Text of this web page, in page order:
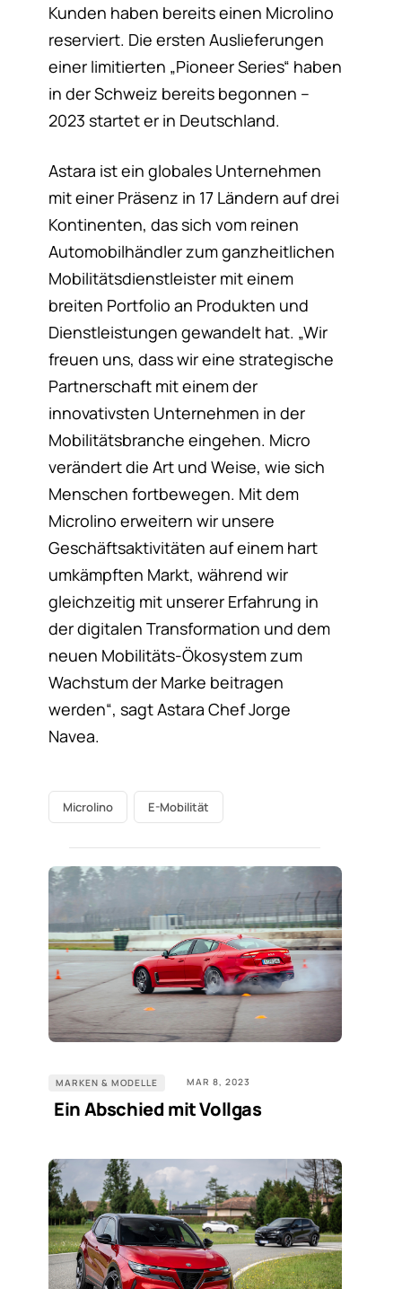
Kunden haben bereits einen Microlino
reserviert. Die ersten Auslieferungen
einer limitierten „Pioneer Series“ haben
in der Schweiz bereits begonnen –
2023 startet er in Deutschland.
Astara ist ein globales Unternehmen
mit einer Präsenz in 17 Ländern auf drei
Kontinenten, das sich vom reinen
Automobilhändler zum ganzheitlichen
Mobilitätsdienstleister mit einem
breiten Portfolio an Produkten und
Dienstleistungen gewandelt hat. „Wir
freuen uns, dass wir eine strategische
Partnerschaft mit einem der
innovativsten Unternehmen in der
Mobilitätsbranche eingehen. Micro
verändert die Art und Weise, wie sich
Menschen fortbewegen. Mit dem
Microlino erweitern wir unsere
Geschäftsaktivitäten auf einem hart
umkämpften Markt, während wir
gleichzeitig mit unserer Erfahrung in
der digitalen Transformation und dem
neuen Mobilitäts-Ökosystem zum
Wachstum der Marke beitragen
werden“, sagt Astara Chef Jorge
Navea.
Microlino E-Mobilität
MARKEN & MODELLE MAR 8, 2023
Ein Abschied mit Vollgas